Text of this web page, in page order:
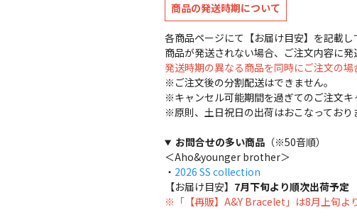
商品の発送時期について
各商品ページにて【お届け目安】を記載し
商品が発送されない場合、ご注文内容に
発送時期の異なる商品を同時にご注文の
※ご注文後の分割配送はできません。
※キャンセル可能期間を過ぎてのご注文キ
※原則、土日祝日の出荷はおこなっており
お問合せの多い商品（※50音順）
＜Aho&younger brother＞
・ 2026 SS collection
【お届け目安】 7月下旬より順次出荷予定
※「【再販】A&Y Bracelet」は8月上旬よ